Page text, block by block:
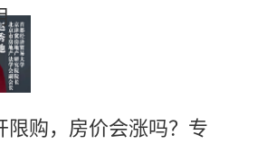
限购，房价会涨吗？专